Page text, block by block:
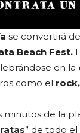
se convertirá
Beach Fest.
en la
como el
minutos de la
” de todo